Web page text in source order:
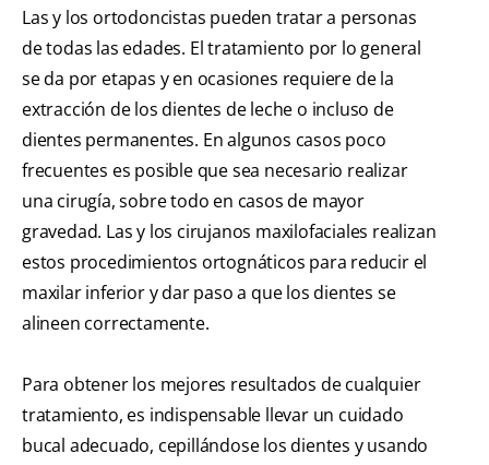
Las y los ortodoncistas pueden tratar a personas
de todas las edades. El tratamiento por lo general
se da por etapas y en ocasiones requiere de la
extracción de los dientes de leche o incluso de
dientes permanentes. En algunos casos poco
frecuentes es posible que sea necesario realizar
una cirugía, sobre todo en casos de mayor
gravedad. Las y los cirujanos maxilofaciales realizan
estos procedimientos ortognáticos para reducir el
maxilar inferior y dar paso a que los dientes se
alineen correctamente.
Para obtener los mejores resultados de cualquier
tratamiento, es indispensable llevar un cuidado
bucal adecuado, cepillándose los dientes y usando